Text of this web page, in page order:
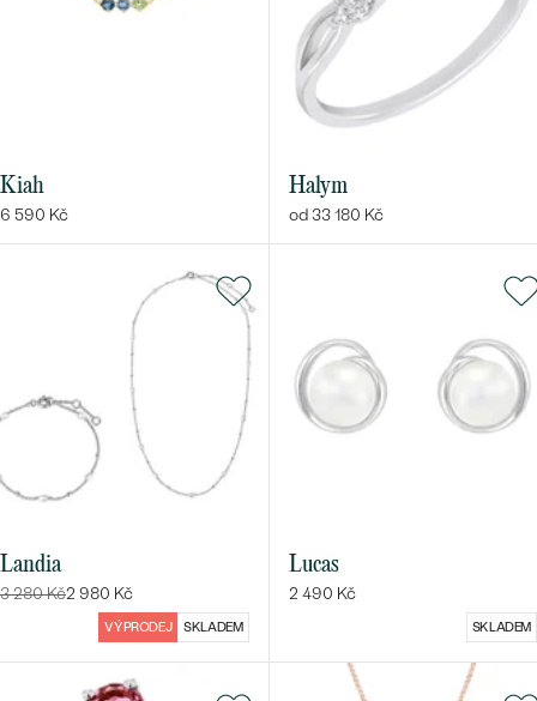
Kiah
6 590 Kč
Halym
od 33 180 Kč
Landia
3 280 Kč2 980 Kč
VÝPRODEJ SKLADEM
Lucas
2 490 Kč
SKLADEM